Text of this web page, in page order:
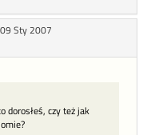
09 Sty 2007
dorosłeś, czy też jak